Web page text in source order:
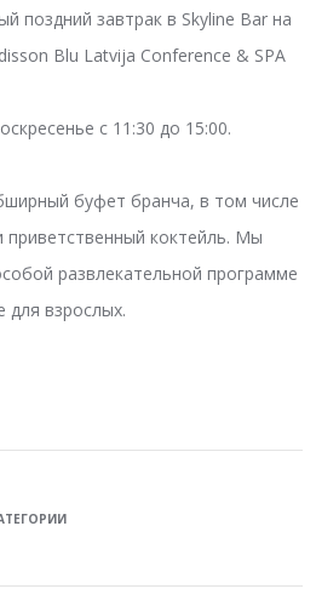
поздний завтрак в Skyline Bar на
Blu Latvija Conference & SPA
с 11:30 до 15:00.
буфет бранча, в том числе
приветственный коктейль. Мы
развлекательной программе
для взрослых.